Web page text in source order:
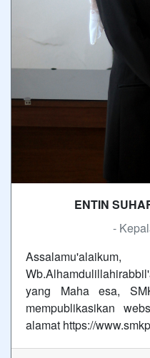
ENTIN
-
yang Maha esa,
mempublikasikan
alamat https://